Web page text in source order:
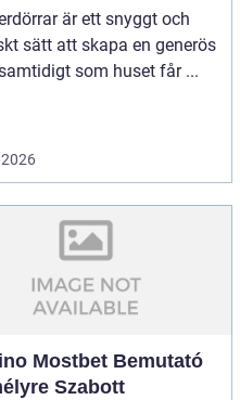
är ett snyggt och
sätt att skapa en generös
som huset får ...
Mostbet Bemutató
Szabott